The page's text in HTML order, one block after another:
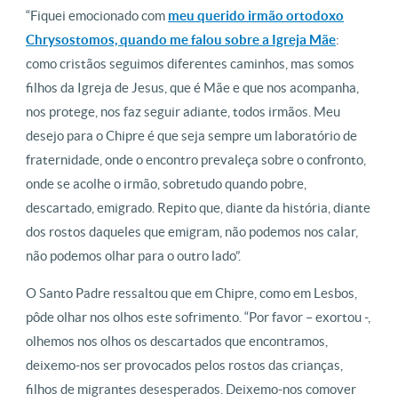
“Fiquei emocionado com meu querido irmão ortodoxo
Chrysostomos, quando me falou sobre a Igreja Mãe:
como cristãos seguimos diferentes caminhos, mas somos
filhos da Igreja de Jesus, que é Mãe e que nos acompanha,
nos protege, nos faz seguir adiante, todos irmãos. Meu
desejo para o Chipre é que seja sempre um laboratório de
fraternidade, onde o encontro prevaleça sobre o confronto,
onde se acolhe o irmão, sobretudo quando pobre,
descartado, emigrado. Repito que, diante da história, diante
dos rostos daqueles que emigram, não podemos nos calar,
não podemos olhar para o outro lado”.
O Santo Padre ressaltou que em Chipre, como em Lesbos,
pôde olhar nos olhos este sofrimento. “Por favor – exortou -,
olhemos nos olhos os descartados que encontramos,
deixemo-nos ser provocados pelos rostos das crianças,
filhos de migrantes desesperados. Deixemo-nos comover